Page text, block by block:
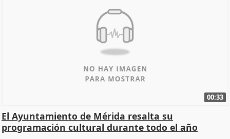
00:33
El Ayuntamiento de Mérida resalta su
programación cultural durante todo el año